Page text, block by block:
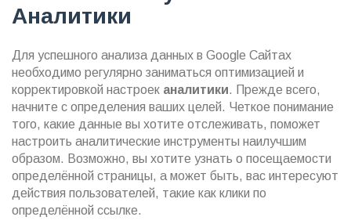
Аналитики
Для успешного анализа данных в Google Сайтах
необходимо регулярно заниматься оптимизацией и
корректировкой настроек аналитики. Прежде всего,
начните с определения ваших целей. Четкое понимание
того, какие данные вы хотите отслеживать, поможет
настроить аналитические инструменты наилучшим
образом. Возможно, вы хотите узнать о посещаемости
определённой страницы, а может быть, вас интересуют
действия пользователей, такие как клики по
определённой ссылке.